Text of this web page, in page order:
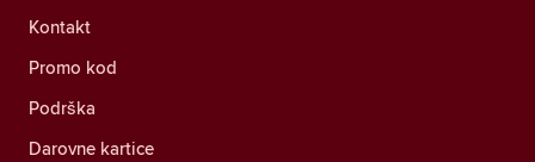
Kontakt
Promo kod
Podrška
Darovne kartice